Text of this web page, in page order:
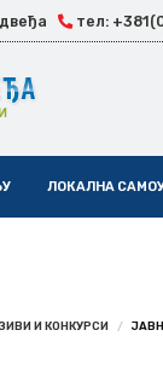
тел:
ЛОКАЛНА
И КОНКУРСИ